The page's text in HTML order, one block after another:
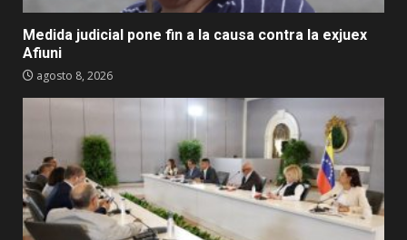
Medida judicial pone fin a la causa contra la exjuex
Afiuni
agosto 8, 2026